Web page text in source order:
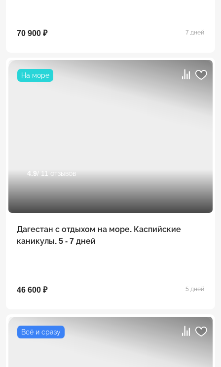
70 900 ₽ 7 дней
На море
4.9 / 11 отзывов
Дагестан с отдыхом на море. Каспийские
каникулы. 5 - 7 дней
46 600 ₽ 5 дней
Всё и сразу